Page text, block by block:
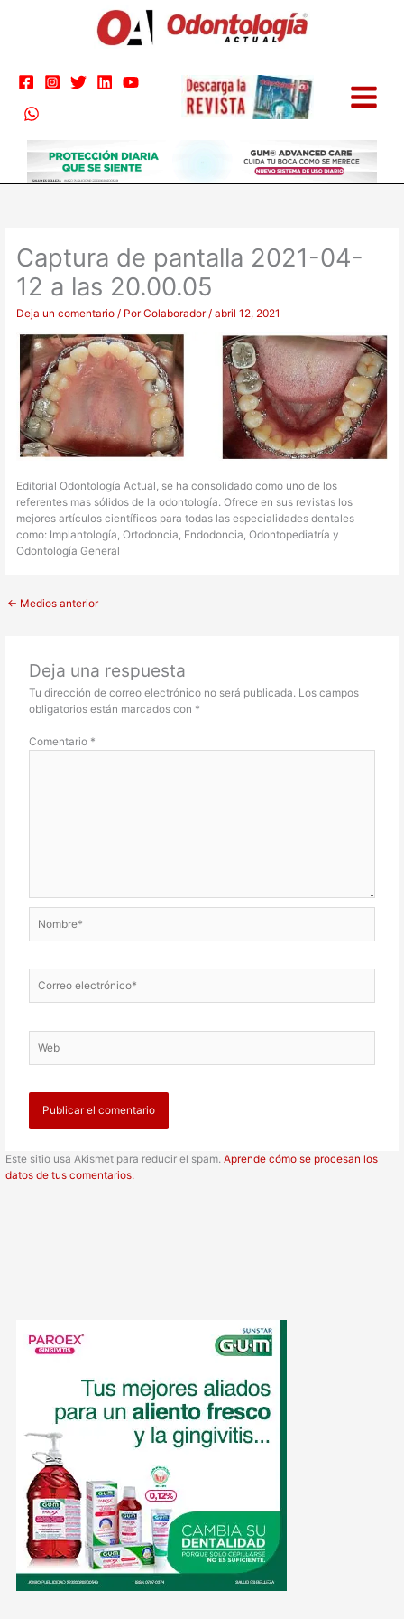
Captura de pantalla 2021-04-
12 a las 20.00.05
Deja un comentario / PorColaborador/abril 12, 2021
Editorial Odontología Actual, se ha consolidado como uno de los
referentes mas sólidos de la odontología. Ofrece en sus revistas los
mejores artículos científicos para todas las especialidades dentales
como: Implantología, Ortodoncia, Endodoncia, Odontopediatría y
Odontología General
← Medios anterior
Deja una respuesta
Tu dirección de correo electrónico no será publicada. Los campos
obligatorios están marcados con *
Comentario *
electrónico*
Este sitio usa Akismet para reducir el spam.Aprende cómo se procesan los
datos de tus comentarios.